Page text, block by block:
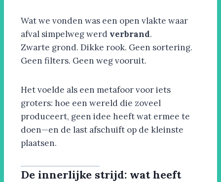
Wat we vonden was een open vlakte waar
afval simpelweg werd verbrand.
Zwarte grond. Dikke rook. Geen sortering.
Geen filters. Geen weg vooruit.
Het voelde als een metafoor voor iets
groters: hoe een wereld die zoveel
produceert, geen idee heeft wat ermee te
doen—en de last afschuift op de kleinste
plaatsen.
De innerlijke strijd: wat heeft